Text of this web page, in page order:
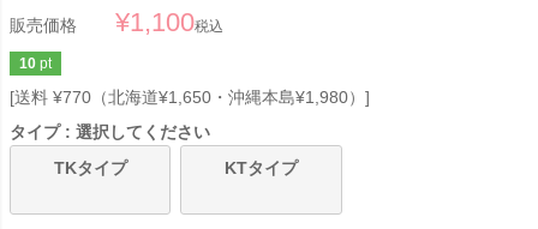
販売価格 ¥1,100税込
10 pt
送料 ¥770（北海道¥1,650・沖縄本島¥1,980）
タイプ
選択してください
TKタイプ
KTタイプ